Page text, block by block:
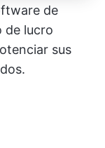
de
de lucro
sus